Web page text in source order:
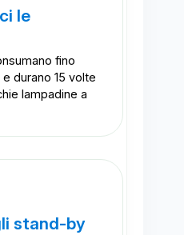
le
fino
e durano 15 volte
lampadine a
stand-by